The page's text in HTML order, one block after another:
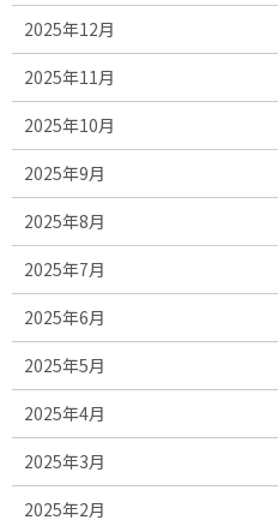
2025年12月
2025年11月
2025年10月
2025年9月
2025年8月
2025年7月
2025年6月
2025年5月
2025年4月
2025年3月
2025年2月